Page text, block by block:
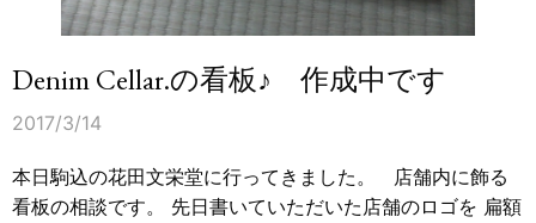
Denim Cellar.の看板♪ 作成中です
2017/3/14
本日駒込の花田文栄堂に行ってきました。 店舗内に飾る
看板の相談です。 先日書いていただいた店舗のロゴを 扁額